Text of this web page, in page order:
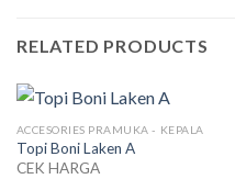
RELATED PRODUCTS
ACCESORIES PRAMUKA - KEPALA
Topi Boni Laken A
CEK HARGA